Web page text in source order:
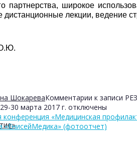
партнерства, широкое
лекции, ведение
ШокареваКомментарии к записи
30 марта 2017 г. отключены
конференция «Медицинская
«ЕнисейМедика» (фотоотчет)